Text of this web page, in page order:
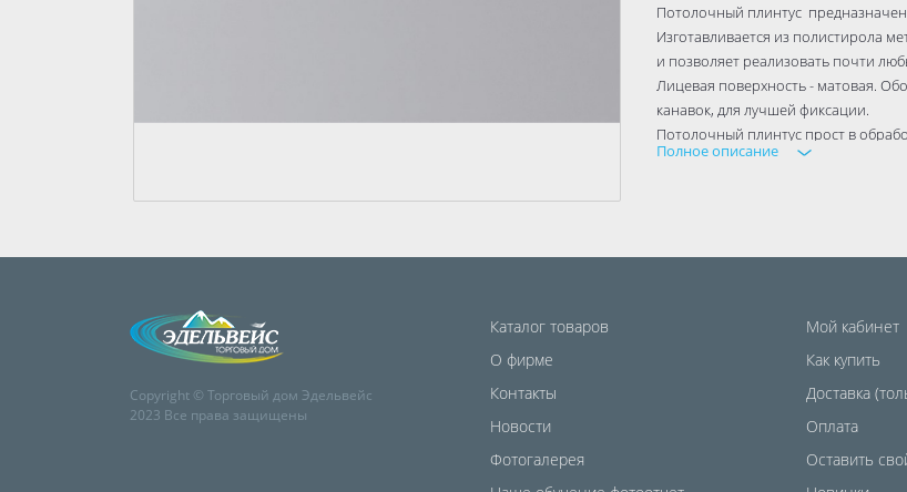
Потолочный плинтус
Изготавливается из полистирола
и позволяет реализовать почти
Лицевая поверхность - матовая.
канавок, для лучшей фиксации.
Потолочный плинтус прост в
минимума.
Плинтус упакован в короба из
человека, так и для окружающей
Полное описание
Copyright © Торговый дом Эдельвейс
2023 Все права защищены
Каталог товаров
О фирме
Контакты
Новости
Фотогалерея
Мой кабинет
Как купить
Доставка
Оплата
Оставить